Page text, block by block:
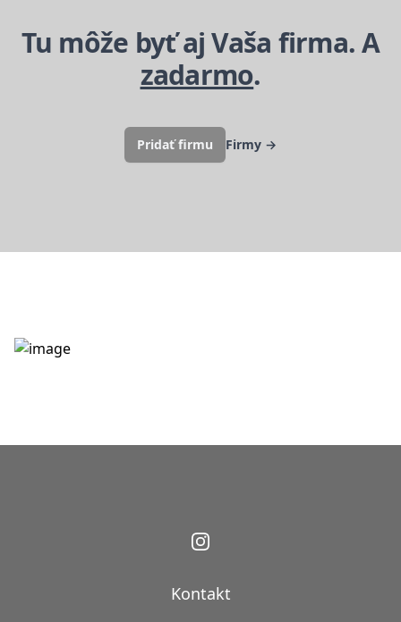
Tu môže byť aj Vaša firma. A
zadarmo.
Pridať firmu Firmy →
Kontakt